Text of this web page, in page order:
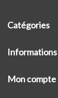
Catégories
Informations
Mon compte